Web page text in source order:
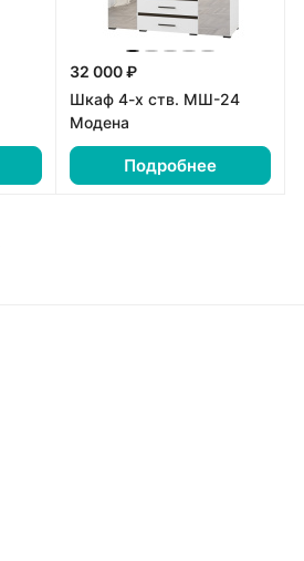
32 000 ₽
Шкаф 4-х ств. МШ-24
Модена
Подробнее